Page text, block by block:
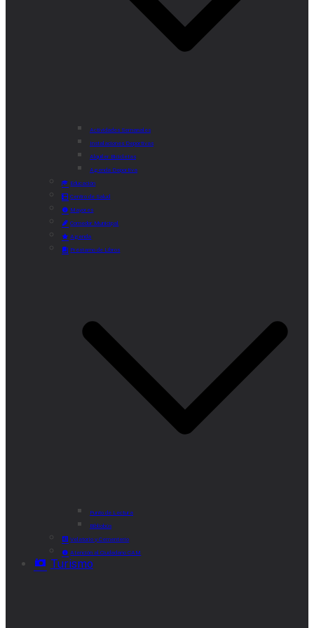
Actividades Semanales
Instalaciones Deportivas
Alquiler Bicicletas
Agenda Deportiva
Educación
Centro de Salud
Mayores
Comedor Municipal
Agenda
Préstamo de Libros
Punto de Lectura
Bibliobús
Velatorio y Cementerio
Atención al Ciudadano CAM
Turismo